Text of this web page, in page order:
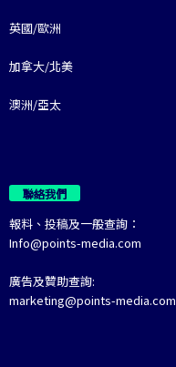
英國/歐洲
加拿大/北美
澳洲/亞太
聯絡我們
報料、投稿及一般查詢：
Info@points-media.com
廣告及贊助查詢:
marketing@points-media.com